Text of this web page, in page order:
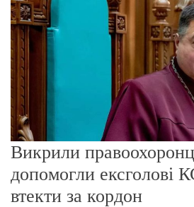
Викрили
допомогли ексголові
втекти за кордон